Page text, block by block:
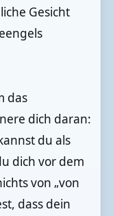
Gesicht
das
dich daran:
du als
dich vor dem
von „von
dass dein